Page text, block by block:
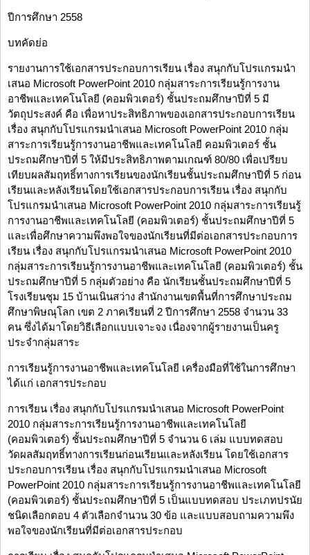
ปีการศึกษา 2558
บทคัดย่อ
รายงานการใช้เอกสารประกอบการเรียน เรื่อง สนุกกับโปรแกรมนำ
เสนอ Microsoft PowerPoint 2010 กลุ่มสาระการเรียนรู้การงาน
อาชีพและเทคโนโลยี (คอมพิวเตอร์) ชั้นประถมศึกษาปีที่ 5 มี
วัตถุประสงค์ คือ เพื่อหาประสิทธิภาพของเอกสารประกอบการเรียน
เรื่อง สนุกกับโปรแกรมนำเสนอ Microsoft PowerPoint 2010 กลุ่ม
สาระการเรียนรู้การงานอาชีพและเทคโนโลยี คอมพิวเตอร์ ชั้น
ประถมศึกษาปีที่ 5 ให้มีประสิทธิภาพตามเกณฑ์ 80/80 เพื่อเปรียบ
เทียบผลสัมฤทธิ์ทางการเรียนของนักเรียนชั้นประถมศึกษาปีที่ 5 ก่อน
เรียนและหลังเรียนโดยใช้เอกสารประกอบการเรียน เรื่อง สนุกกับ
โปรแกรมนำเสนอ Microsoft PowerPoint 2010 กลุ่มสาระการเรียนรู้
การงานอาชีพและเทคโนโลยี (คอมพิวเตอร์) ชั้นประถมศึกษาปีที่ 5
และเพื่อศึกษาความพึงพอใจของนักเรียนที่มีต่อเอกสารประกอบการ
เรียน เรื่อง สนุกกับโปรแกรมนำเสนอ Microsoft PowerPoint 2010
กลุ่มสาระการเรียนรู้การงานอาชีพและเทคโนโลยี (คอมพิวเตอร์) ชั้น
ประถมศึกษาปีที่ 5 กลุ่มตัวอย่าง คือ นักเรียนชั้นประถมศึกษาปีที่ 5
โรงเรียนชุม 15 บ้านเนินสว่าง สำนักงานเขตพื้นที่การศึกษาประถม
ศึกษาพิษณุโลก เขต 2 ภาคเรียนที่ 2 ปีการศึกษา 2558 จำนวน 33
คน ซึ่งได้มาโดยวิธีเลือกแบบเจาะจง เนื่องจากผู้รายงานเป็นครู
ประจำกลุ่มสาระ
การเรียนรู้การงานอาชีพและเทคโนโลยี เครื่องมือที่ใช้ในการศึกษา
ได้แก่ เอกสารประกอบ
การเรียน เรื่อง สนุกกับโปรแกรมนำเสนอ Microsoft PowerPoint
2010 กลุ่มสาระการเรียนรู้การงานอาชีพและเทคโนโลยี
(คอมพิวเตอร์) ชั้นประถมศึกษาปีที่ 5 จำนวน 6 เล่ม แบบทดสอบ
วัดผลสัมฤทธิ์ทางการเรียนก่อนเรียนและหลังเรียน โดยใช้เอกสาร
ประกอบการเรียน เรื่อง สนุกกับโปรแกรมนำเสนอ Microsoft
PowerPoint 2010 กลุ่มสาระการเรียนรู้การงานอาชีพและเทคโนโลยี
(คอมพิวเตอร์) ชั้นประถมศึกษาปีที่ 5 เป็นแบบทดสอบ ประเภทปรนัย
ชนิดเลือกตอบ 4 ตัวเลือกจำนวน 30 ข้อ และแบบสอบถามความพึง
พอใจของนักเรียนที่มีต่อเอกสารประกอบ